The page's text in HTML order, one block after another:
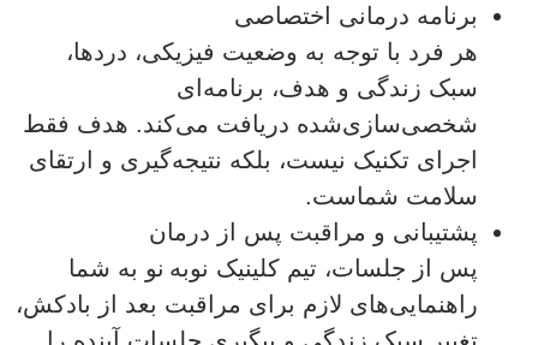
برنامه درمانی اختصاصی
هر فرد با توجه به وضعیت فیزیکی، دردها،
سبک زندگی و هدف، برنامه‌ای
شخصی‌سازی‌شده دریافت می‌کند. هدف فقط
اجرای تکنیک نیست، بلکه نتیجه‌گیری و ارتقای
سلامت شماست.
پشتیبانی و مراقبت پس از درمان
پس از جلسات، تیم کلینیک نوبه نو به شما
راهنمایی‌های لازم برای مراقبت بعد از بادکش،